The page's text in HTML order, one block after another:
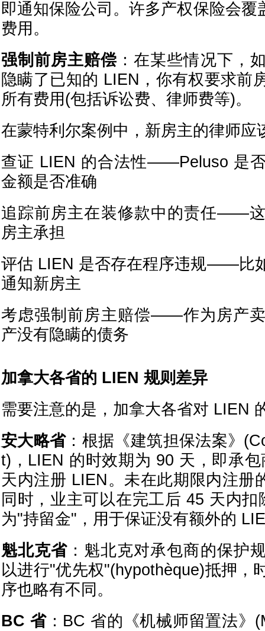
即通知保险公司。许多产权保险会覆
费用。
强制前房主赔偿 ：在某些情况下，
隐瞒了已知的 LIEN，你有权要求前
所有费用(包括诉讼费、律师费等)。
在蒙特利尔案例中，新房主的律师应
查证 LIEN 的合法性——Peluso 是
金额是否准确
追踪前房主在装修款中的责任——
房主承担
评估 LIEN 是否存在程序违规——比
通知新房主
考虑强制前房主赔偿——作为房产
产没有隐瞒的债务
加拿大各省的 LIEN 规则差异
需要注意的是，加拿大各省对 LIEN
安大略省：根据《建筑担保法案》
t)，LIEN 的时效期为 90 天，即承
天内注册 LIEN。未在此期限内注册
同时，业主可以在完工后 45 天内
为"持留金"，用于保证没有额外的
魁北克省 ：魁北克对承包商的保护
以进行"优先权"(hypothèque)抵押，
序也略有不同。
BC 省：BC 省的《机械师留置法》